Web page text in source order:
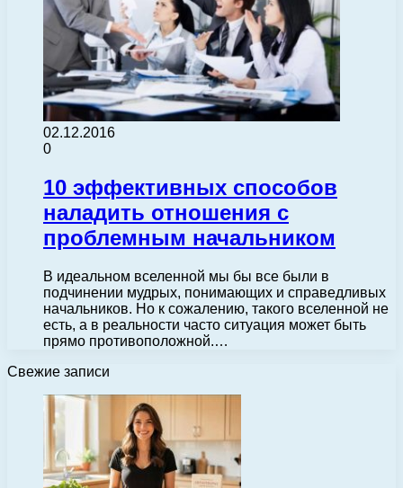
02.12.2016
0
10 эффективных способов
наладить отношения с
проблемным начальником
В идеальном вселенной мы бы все были в
подчинении мудрых, понимающих и справедливых
начальников. Но к сожалению, такого вселенной не
есть, а в реальности часто ситуация может быть
прямо противоположной.…
Свежие записи